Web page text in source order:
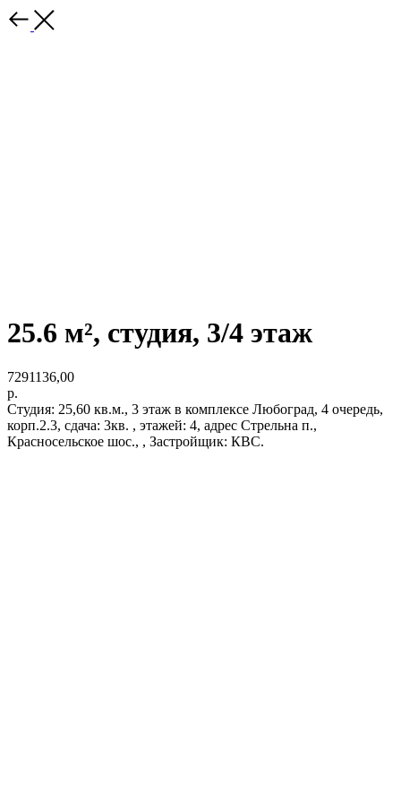
25.6 м², студия, 3/4 этаж
7291136,00
р.
Студия: 25,60 кв.м., 3 этаж в комплексе Любоград, 4 очередь,
корп.2.3, сдача: 3кв. , этажей: 4, адрес Стрельна п.,
Красносельское шос., , Застройщик: КВС.